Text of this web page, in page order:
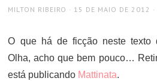
AUTHOR
MILTON RIBEIRO
POSTED
15 DE MAIO DE 2012
O que há de ficção neste texto
Olha, acho que bem pouco…
está publicando Mattinata.